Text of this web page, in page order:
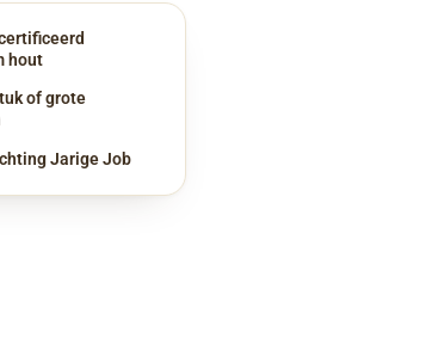
hout
of grote
Jarige Job